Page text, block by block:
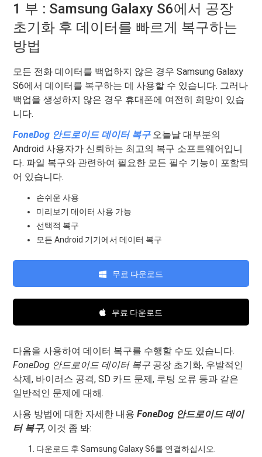
1 부 : Samsung Galaxy S6에서 공장
초기화 후 데이터를 빠르게 복구하는
방법
모든 전화 데이터를 백업하지 않은 경우 Samsung Galaxy
S6에서 데이터를 복구하는 데 사용할 수 있습니다. 그러나
백업을 생성하지 않은 경우 휴대폰에 여전히 희망이 있습
니다.
FoneDog 안드로이드 데이터 복구오늘날 대부분의
Android 사용자가 신뢰하는 최고의 복구 소프트웨어입니
다. 파일 복구와 관련하여 필요한 모든 필수 기능이 포함되
어 있습니다.
손쉬운 사용
미리보기 데이터 사용 가능
선택적 복구
모든 Android 기기에서 데이터 복구
무료 다운로드
무료 다운로드
다음을 사용하여 데이터 복구를 수행할 수도 있습니다.
FoneDog 안드로이드 데이터 복구 공장 초기화, 우발적인
삭제, 바이러스 공격, SD 카드 문제, 루팅 오류 등과 같은
일반적인 문제에 대해.
사용 방법에 대한 자세한 내용FoneDog 안드로이드 데이
터 복구, 이것 좀 봐:
다운로드 후 Samsung Galaxy S6를 연결하십시오.